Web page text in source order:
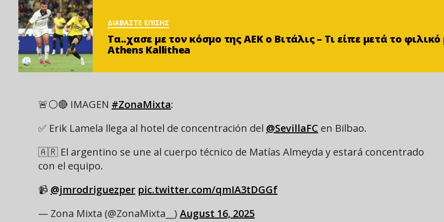
ΔΙΑΒΑΣΤΕ ΕΠΙΣΗΣ
Τα..χασε με τον κόσμο της ΑΕΚ ο Βιτάλις – Τι είπε μετά το φιλικό
Athens Kallithea
🚨⚪️🔴 IMAGEN #ZonaMixta:
✅ Erik Lamela llega al hotel de concentración del @SevillaFC en Bilbao.
🇦🇷 El argentino se une al cuerpo técnico de Matías Almeyda y estará concentrado
con el equipo.
📹 @jmrodriguezper pic.twitter.com/qmIA3tDGGf
— Zona Mixta (@ZonaMixta__) August 16, 2025